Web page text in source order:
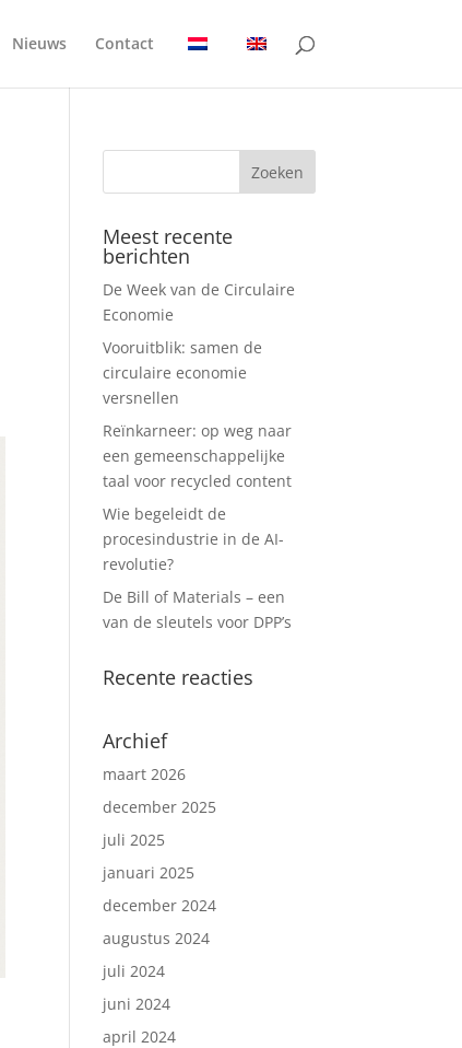
Nieuws Contact
Meest recente
berichten
De Week van de Circulaire
Economie
Vooruitblik: samen de
circulaire economie
versnellen
Reïnkarneer: op weg naar
een gemeenschappelijke
taal voor recycled content
Wie begeleidt de
procesindustrie in de AI-
revolutie?
De Bill of Materials – een
van de sleutels voor DPP’s
Recente reacties
Archief
maart 2026
december 2025
juli 2025
januari 2025
december 2024
augustus 2024
juli 2024
juni 2024
april 2024